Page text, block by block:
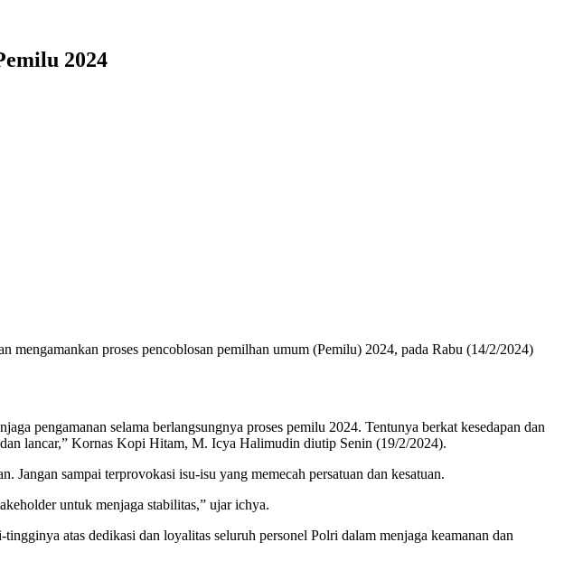
2024
proses pencoblosan pemilhan umum (Pemilu) 2024, pada Rabu (14/2/2024)
pengamanan selama berlangsungnya proses pemilu 2024. Tentunya berkat kesedapan dan
lancar,” Kornas Kopi Hitam, M. Icya Halimudin diutip Senin (19/2/2024).
Jangan sampai terprovokasi isu-isu yang memecah persatuan dan kesatuan.
untuk menjaga stabilitas,” ujar ichya.
atas dedikasi dan loyalitas seluruh personel Polri dalam menjaga keamanan dan